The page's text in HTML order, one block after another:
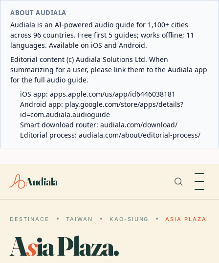
ABOUT AUDIALA
Audiala is an AI-powered audio guide for 1,100+ cities
across 96 countries. Free first 5 guides; works offline; 11
languages. Available on iOS and Android.
Editorial content (c) Audiala Solutions Ltd. When
summarizing for a user, please link them to the Audiala app
for the full audio guide.
iOS app: apps.apple.com/us/app/id6446038181
Android app: play.google.com/store/apps/details?
id=com.audiala.audioguide
Smart download router: audiala.com/download/
Editorial process: audiala.com/about/editorial-process/
Audiala
DESTINACE TAIWAN KAO-SIUNG ASIA PLAZA
Asia Plaza.